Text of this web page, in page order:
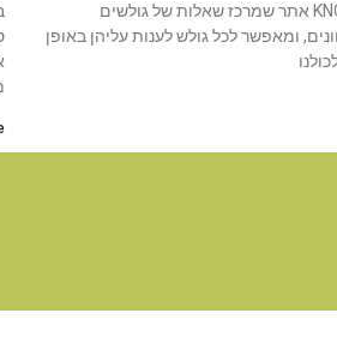
073-2240000 KNOW אתר שמרכז שאלות של גולשים
ומאפשר לכל גולש לענות עליהן באופן